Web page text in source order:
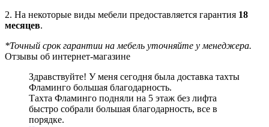
2. На некоторые виды мебели предоставляется гарантия 18
месяцев.
*Точный срок гарантии на мебель уточняйте у менеджера.
Отзывы об интернет-магазине
Здравствуйте! У меня сегодня была доставка тахты
Фламинго большая благодарность.
Тахта Фламинго подняли на 5 этаж без лифта
быстро собрали большая благодарность, все в
порядке.